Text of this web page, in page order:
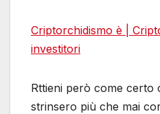
Criptorchidismo è |
investitori
Rttieni però come certo
strinsero più che mai